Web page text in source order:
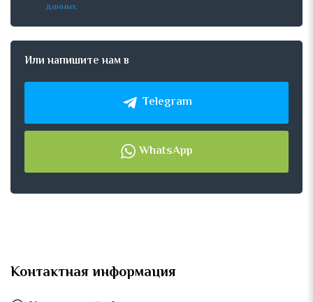
данных
Или напишите нам в
Telegram
WhatsApp
Контактная информация